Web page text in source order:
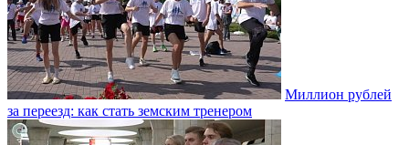
Миллион рублей
за переезд: как стать земским тренером